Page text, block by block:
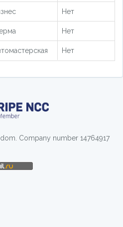
Нет
Нет
Нет
Company number 14764917